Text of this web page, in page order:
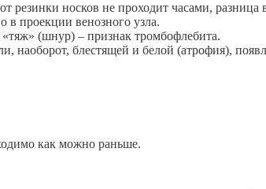
резинки носков не проходит часами, разница
проекции венозного узла.
(шнур) – признак тромбофлебита.
наоборот, блестящей и белой (атрофия),
как можно раньше.